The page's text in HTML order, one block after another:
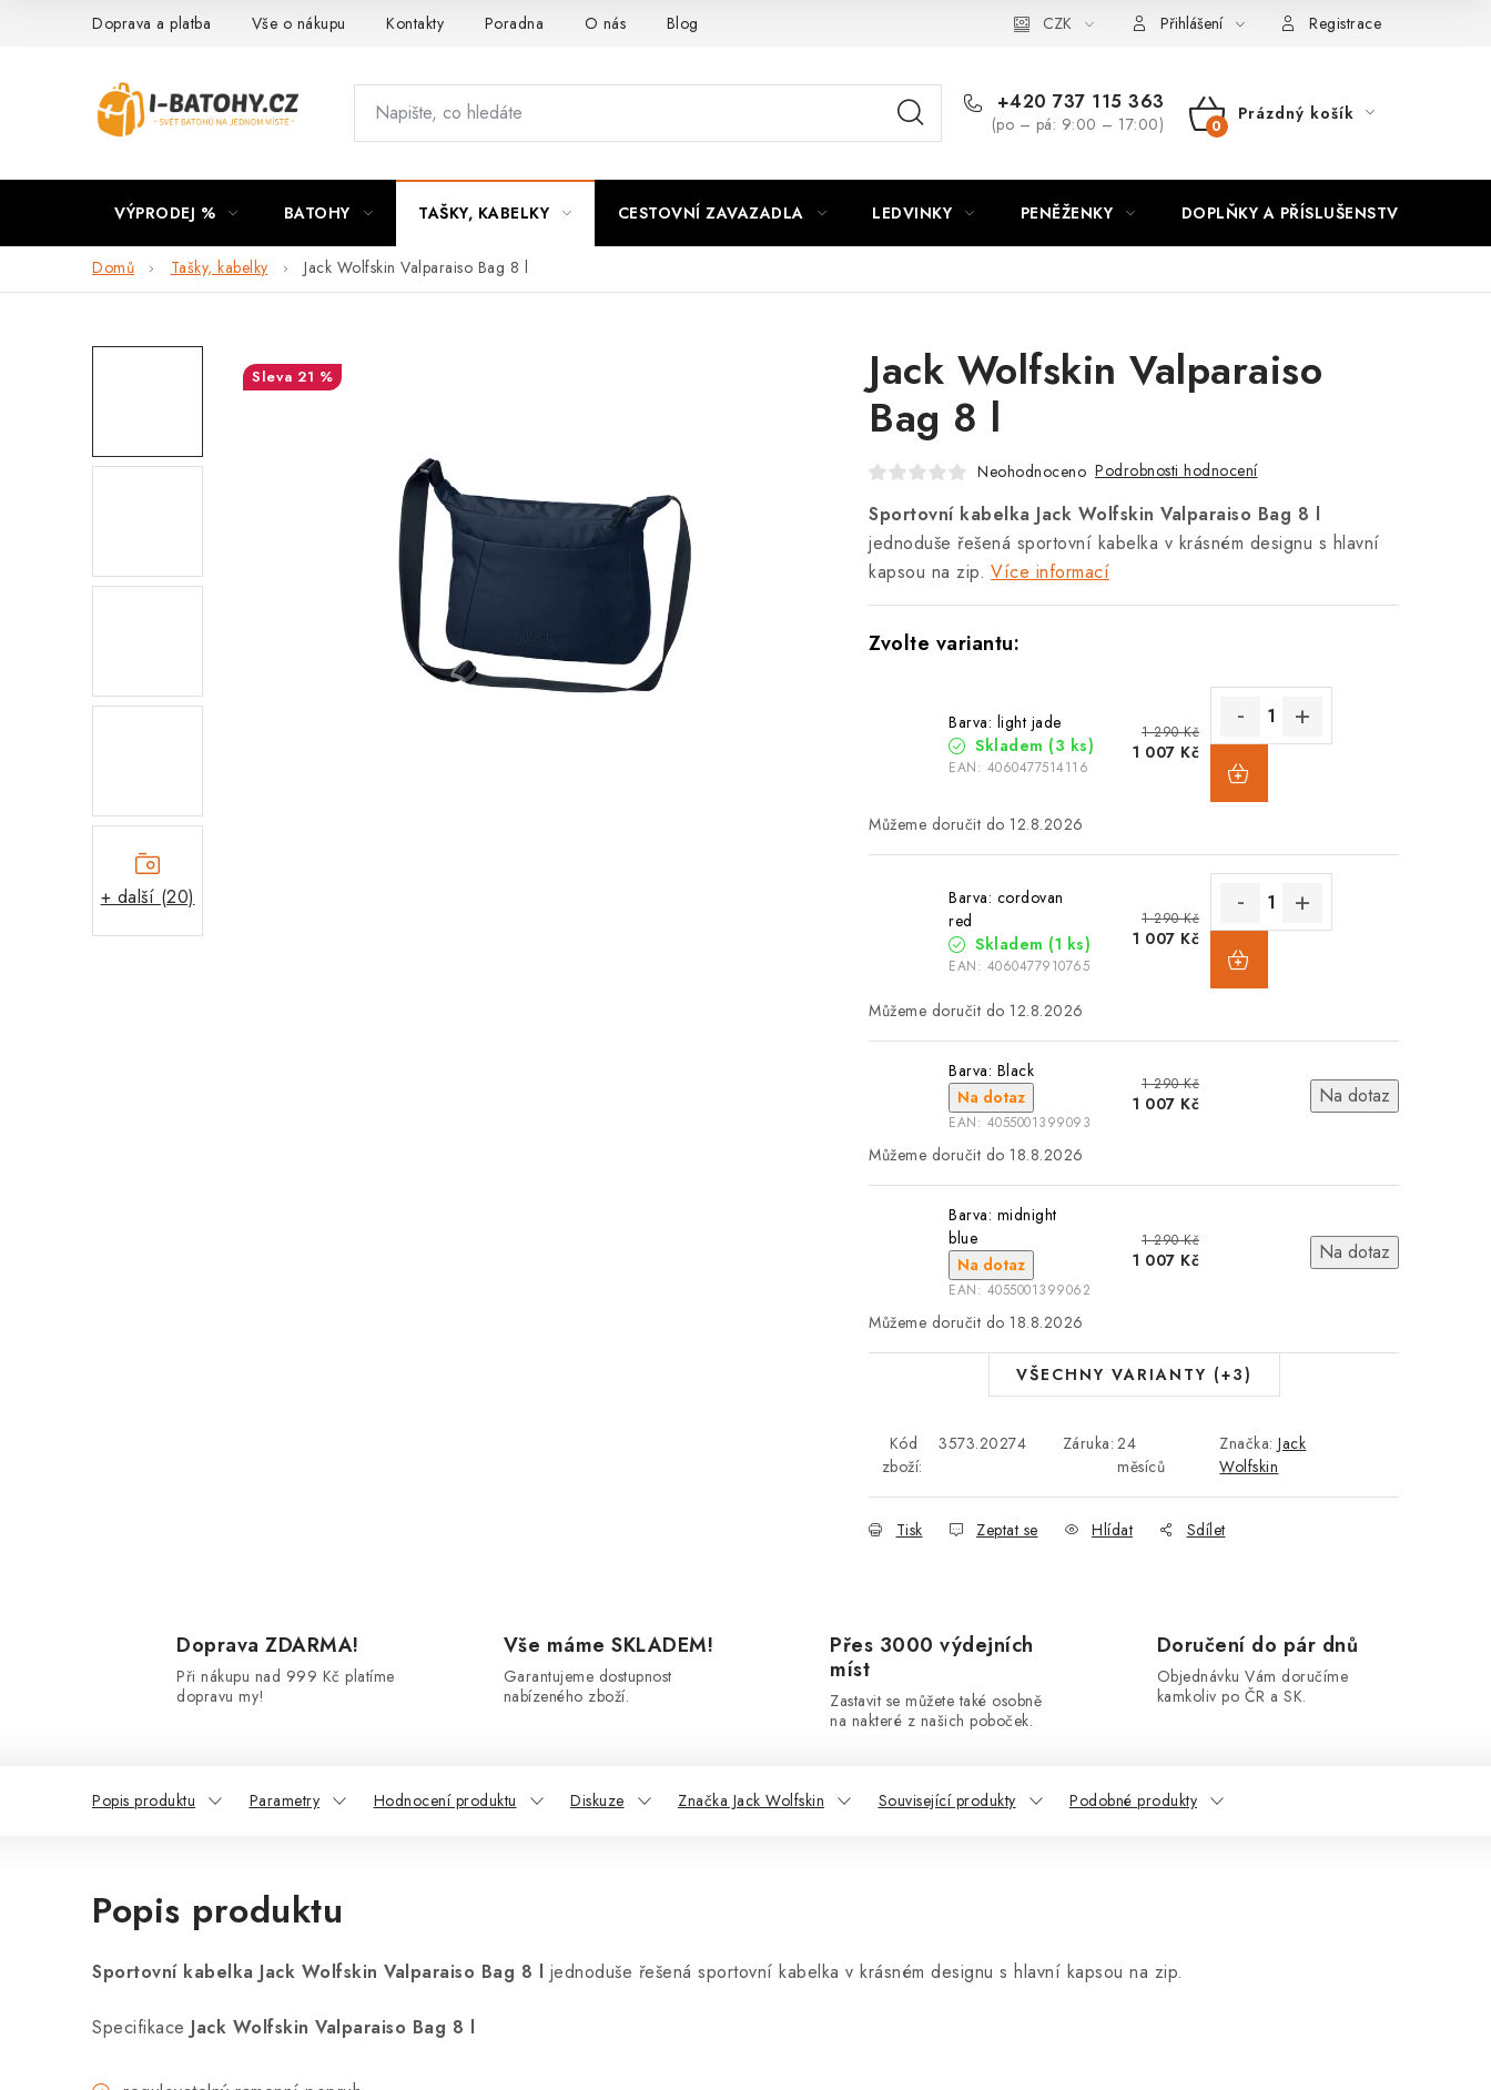
Doprava a platba Vše o nákupu Kontakty Poradna O nás Blog CZK Přihlášení Registrace
+420 737 115 363
(po – pá: 9:00 – 17:00)
NÁKUPNÍ
Prázdný košík
VÝPRODEJ % BATOHY TAŠKY, KABELKY CESTOVNÍ ZAVAZADLA LEDVINKY PENĚŽENKY DOPLŇKY A PŘÍSLUŠENSTVÍ
Domů Tašky, kabelky Jack Wolfskin Valparaiso Bag 8 l
+ další (20)
Jack Wolfskin Valparaiso
Bag 8 l
Neohodnoceno Podrobnosti hodnocení
Sportovní kabelka Jack Wolfskin Valparaiso Bag 8 l
jednoduše řešená sportovní kabelka v krásném designu s hlavní
kapsou na zip. Více informací
Barva: light jade
Skladem (3 ks)
EAN: 4060477514116
1 290 Kč
1 007 Kč
12.8.2026
Barva: cordovan
red
Skladem (1 ks)
EAN: 4060477910765
1 290 Kč
1 007 Kč
12.8.2026
Barva: Black
Na dotaz
EAN: 4055001399093
1 290 Kč
1 007 Kč Na dotaz
18.8.2026
Barva: midnight
blue
Na dotaz
EAN: 4055001399062
1 290 Kč
1 007 Kč Na dotaz
18.8.2026
VŠECHNY VARIANTY (+3)
Kód
zboží:
3573.20274 Záruka: 24
měsíců
Značka:Jack
Wolfskin
Tisk Zeptat se Hlídat Sdílet
21 %
Doprava ZDARMA!
Při nákupu nad 999 Kč platíme
dopravu my!
Vše máme SKLADEM!
Garantujeme dostupnost
nabízeného zboží.
Přes 3000 výdejních
míst
Zastavit se můžete také osobně
na nakteré z našich poboček.
Doručení do pár dnů
Objednávku Vám doručíme
kamkoliv po ČR a SK.
Popis produktu Parametry Hodnocení produktu Diskuze Značka Jack Wolfskin Související produkty Podobné produkty
Popis produktu
Sportovní kabelka Jack Wolfskin Valparaiso Bag 8 l jednoduše řešená sportovní kabelka v krásném designu s hlavní kapsou na zip.
Specifikace Jack Wolfskin Valparaiso Bag 8 l